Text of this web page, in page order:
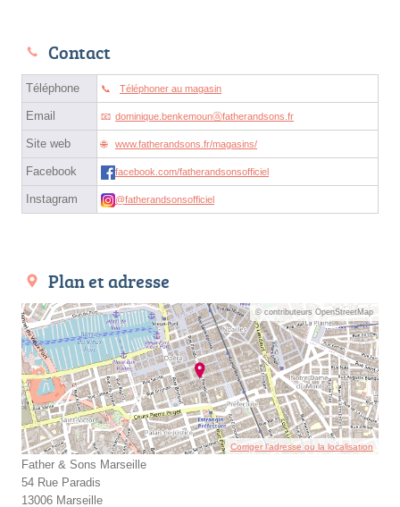
Contact
Téléphone Téléphoner au magasin
Email dominique.benkemounⓐfatherandsons.fr
Site web www.fatherandsons.fr/magasins/
Facebook facebook.com/fatherandsonsofficiel
Instagram @fatherandsonsofficiel
Plan et adresse
© contributeurs OpenStreetMap
Corriger l’adresse ou la localisation
Father & Sons Marseille
54 Rue Paradis
13006 Marseille